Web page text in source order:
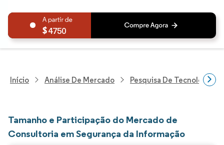
4750
Início Análise De Mercado Pesquisa De Tecnologia,
Tamanho e Participação do Mercado de
Consultoria em Segurança da Informação